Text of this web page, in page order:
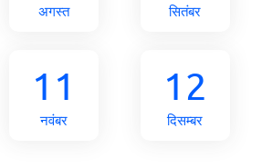
अगस्त सितंबर
11
नवंबर
12
दिसम्बर